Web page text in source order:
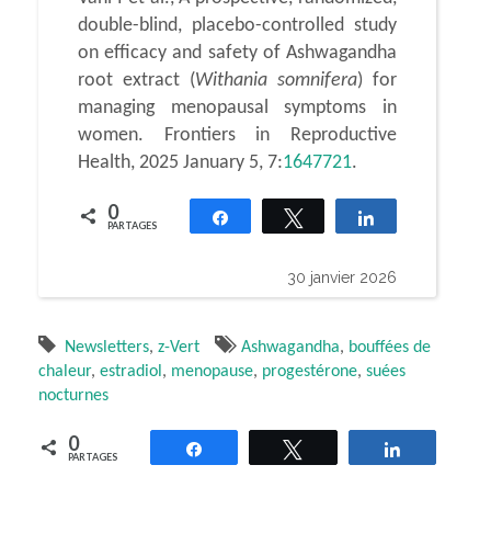
double-blind, placebo-controlled study
on efficacy and safety of Ashwagandha
root extract (Withania somnifera) for
managing menopausal symptoms in
women. Frontiers in Reproductive
Health, 2025 January 5, 7:1647721.
0
PARTAGES Partagez Tweetez
30 janvier 2026
Newsletters, z-Vert Ashwagandha, bouffées de
chaleur, estradiol , menopause, progestérone, suées
nocturnes
0
PARTAGES